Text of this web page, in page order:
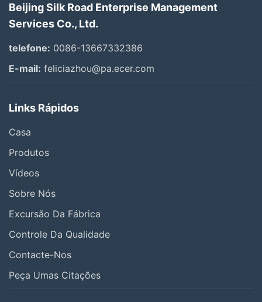
Beijing Silk Road Enterprise Management
Services Co., Ltd.
telefone: 0086-13667332386
E-mail: feliciazhou@pa.ecer.com
Links Rápidos
Casa
Produtos
Vídeos
Sobre Nós
Excursão Da Fábrica
Controle Da Qualidade
Contacte-Nos
Peça Umas Citações